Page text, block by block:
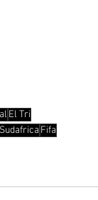
El Tri
Fifa